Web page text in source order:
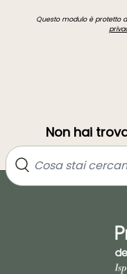
Questo modulo è protetto
Non hai